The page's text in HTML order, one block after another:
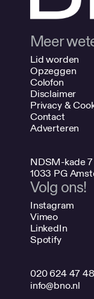
Meer
Lid worden
Opzeggen
Colofon
Disclaimer
Privacy &
Contact
Adverteren
NDSM-kade 7
1033 PG
Volg ons!
Instagram
Vimeo
LinkedIn
Spotify
020 624 47 48
info@bno.nl